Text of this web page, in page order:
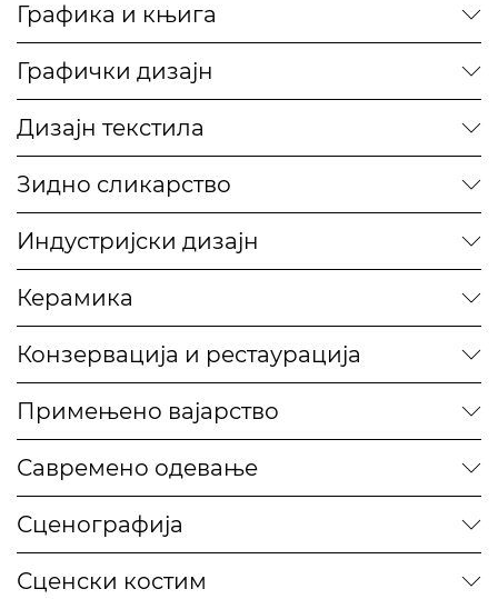
Графика и књига
Графички дизајн
Дизајн текстила
Зидно сликарство
Индустријски дизајн
Керамика
Конзервација и рестаурација
Примењено вајарство
Савремено одевање
Сценографија
Сценски костим